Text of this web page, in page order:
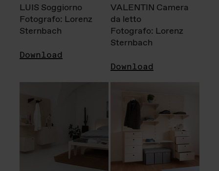
LUIS Soggiorno
Fotografo: Lorenz
Sternbach
Download
VALENTIN Camera
da letto
Fotografo: Lorenz
Sternbach
Download